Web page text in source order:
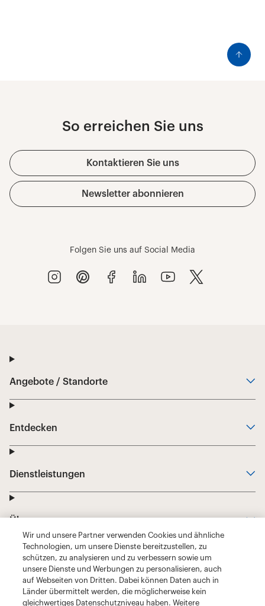
Wir und unsere Partner verwenden Cookies und ähnliche
Technologien, um unsere Dienste bereitzustellen, zu
schützen, zu analysieren und zu verbessern sowie um
unsere Dienste und Werbungen zu personalisieren, auch
auf Webseiten von Dritten. Dabei können Daten auch in
Länder übermittelt werden, die möglicherweise kein
gleichwertiges Datenschutzniveau haben. Weitere